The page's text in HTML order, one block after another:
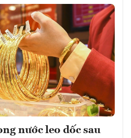
nước leo dốc sau